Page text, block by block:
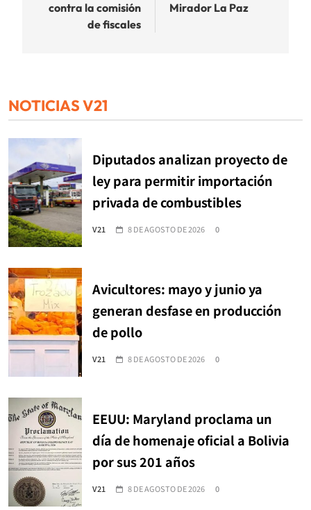
contra la comisión
de fiscales
Mirador La Paz
NOTICIAS V21
Diputados analizan proyecto de
ley para permitir importación
privada de combustibles
V21 8 DE AGOSTO DE 2026 0
Avicultores: mayo y junio ya
generan desfase en producción
de pollo
V21 8 DE AGOSTO DE 2026 0
EEUU: Maryland proclama un
día de homenaje oficial a Bolivia
por sus 201 años
V21 8 DE AGOSTO DE 2026 0